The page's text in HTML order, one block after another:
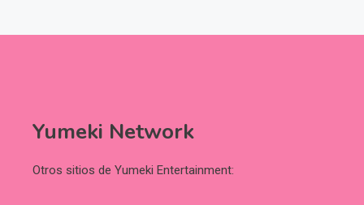
Yumeki Network
Otros sitios de Yumeki Entertainment: